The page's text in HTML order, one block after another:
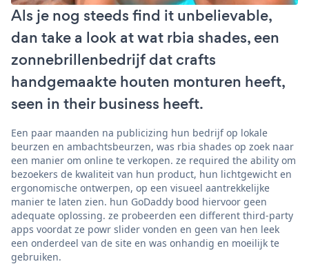
Als je nog steeds find it unbelievable,
dan take a look at wat rbia shades, een
zonnebrillenbedrijf dat crafts
handgemaakte houten monturen heeft,
seen in their business heeft.
Een paar maanden na publicizing hun bedrijf op lokale
beurzen en ambachtsbeurzen, was rbia shades op zoek naar
een manier om online te verkopen. ze required the ability om
bezoekers de kwaliteit van hun product, hun lichtgewicht en
ergonomische ontwerpen, op een visueel aantrekkelijke
manier te laten zien. hun GoDaddy bood hiervoor geen
adequate oplossing. ze probeerden een different third-party
apps voordat ze powr slider vonden en geen van hen leek
een onderdeel van de site en was onhandig en moeilijk te
gebruiken.